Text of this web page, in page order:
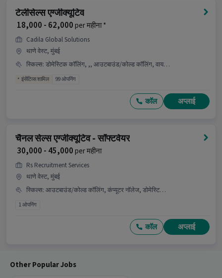
टेलीसेल्स एग्जीक्यूटिव
₹ 18,000 - 62,000per महीना *
Cadila Global Solutions
थाणे वेस्ट, मुंबई
स्किल्स: डोमेस्टिक कॉलिंग, ,, आउटबाउंड/कोल्ड कॉलिंग, वायरिंग, कंप्यूटर नॉलेज, कम्युनिकेशन स्किल, Loan/ Credit Card INDUSTRY
इंसेंटिव्स शामिल 99 ओपनिंग
कॉल अप्लाई
चैनल सेल्स एग्जीक्यूटिव - सॉफ्टवेयर
₹ 30,000 - 45,000per महीना
Rs Recruitment Services
थाणे वेस्ट, मुंबई
स्किल्स: आउटबाउंड/कोल्ड कॉलिंग, कंप्यूटर नॉलेज, डोमेस्टिक कॉलिंग, इंटरनेशनल कॉलिंग, वायरिंग, कम्युनिकेशन स्किल, लीड जनरेशन
1 ओपनिंग
कॉल अप्लाई
Other Popular Jobs